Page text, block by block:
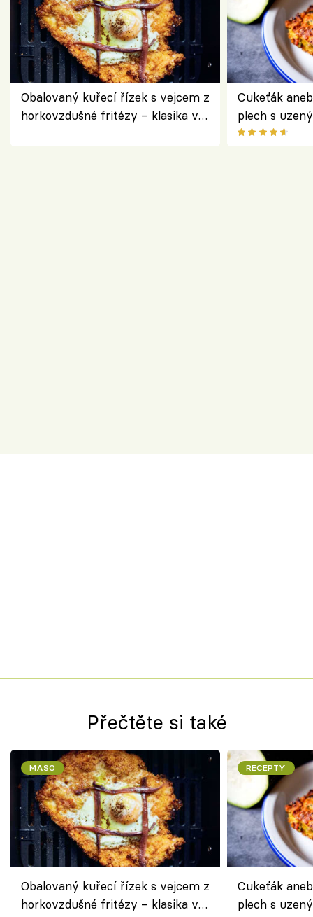
Obalovaný kuřecí řízek s vejcem z
horkovzdušné fritézy – klasika v
Cukeťák
plech s
způsob, jak
Přečtěte si také
MASO
Obalovaný kuřecí řízek s vejcem z
horkovzdušné fritézy – klasika v
RECEPTY
Cukeťák
plech s